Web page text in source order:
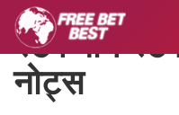
स्टेप बाय
नोट्स